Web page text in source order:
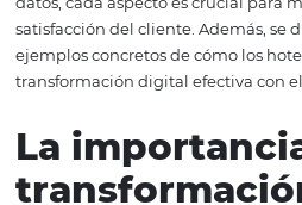
tecnologías, sino de
un hotel para aprovechar al
brinda el entorno digital.
A lo largo de este artículo, se
puede impactar